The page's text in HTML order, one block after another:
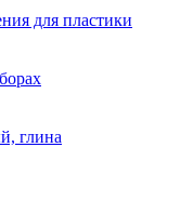
для пластики
глина